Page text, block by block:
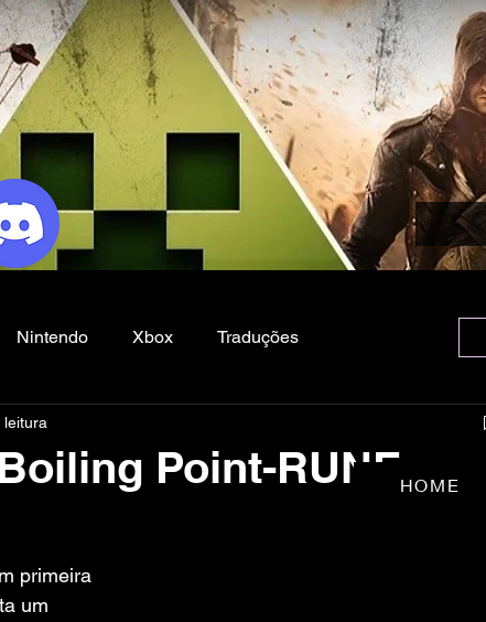
Nintendo Xbox Traduções
Point-RUNE
leitura
primeira
um
HOME